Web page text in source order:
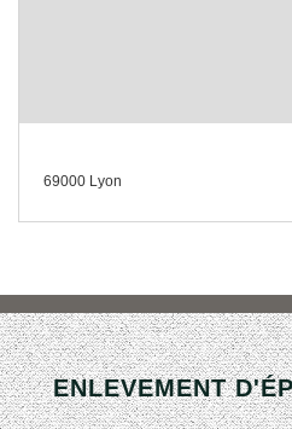
69000 Lyon
ENLEVEMENT